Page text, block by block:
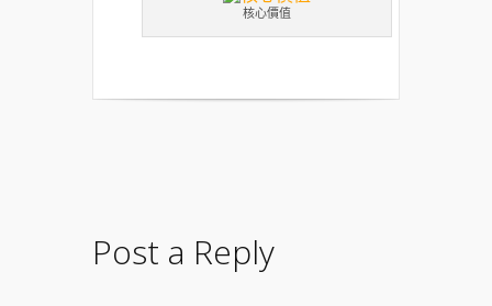
核心價值
Post a Reply